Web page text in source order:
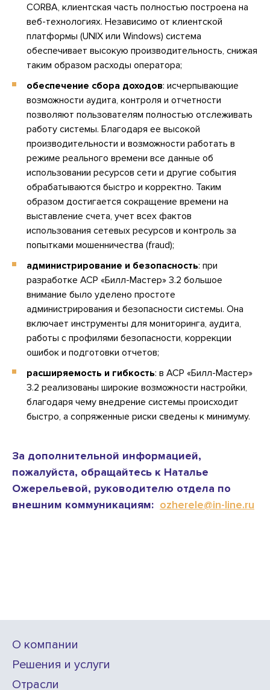
CORBA, клиентская часть полностью построена на
веб-технологиях. Независимо от клиентской
платформы (UNIX или Windows) система
обеспечивает высокую производительность, снижая
таким образом расходы оператора;
обеспечение сбора доходов: исчерпывающие
возможности аудита, контроля и отчетности
позволяют пользователям полностью отслеживать
работу системы. Благодаря ее высокой
производительности и возможности работать в
режиме реального времени все данные об
использовании ресурсов сети и другие события
обрабатываются быстро и корректно. Таким
образом достигается сокращение времени на
выставление счета, учет всех фактов
использования сетевых ресурсов и контроль за
попытками мошенничества (fraud);
администрирование и безопасность: при
разработке АСР «Билл-Мастер» 3.2 большое
внимание было уделено простоте
администрирования и безопасности системы. Она
включает инструменты для мониторинга, аудита,
работы с профилями безопасности, коррекции
ошибок и подготовки отчетов;
расширяемость и гибкость: в АСР «Билл-Мастер»
3.2 реализованы широкие возможности настройки,
благодаря чему внедрение системы происходит
быстро, а сопряженные риски сведены к минимуму.
За дополнительной информацией,
пожалуйста, обращайтесь к Наталье
Ожерельевой, руководителю отдела по
внешним коммуникациям: ozherele@in-line.ru
О компании
Решения и услуги
Отрасли